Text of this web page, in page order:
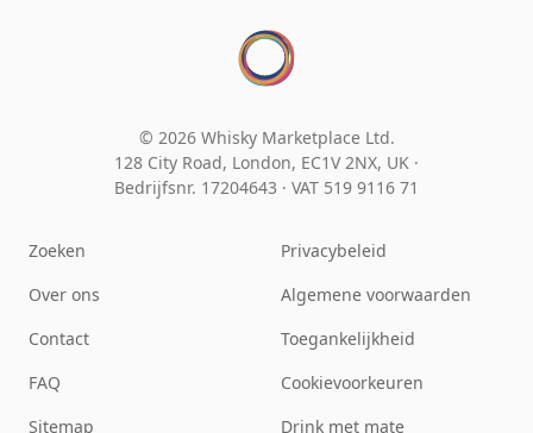
© 2026 Whisky Marketplace Ltd.
128 City Road, London, EC1V 2NX, UK ·
Bedrijfsnr. 17204643 · VAT 519 9116 71
Zoeken
Over ons
Contact
FAQ
Sitemap
Privacybeleid
Algemene voorwaarden
Toegankelijkheid
Cookievoorkeuren
Drink met mate